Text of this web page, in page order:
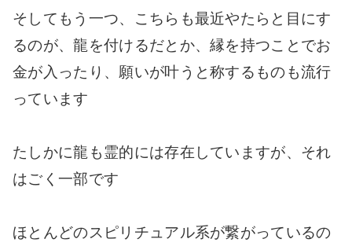
そしてもう一つ、こちらも最近やたらと目にす
るのが、龍を付けるだとか、縁を持つことでお
金が入ったり、願いが叶うと称するものも流行
っています
たしかに龍も霊的には存在していますが、それ
はごく一部です
ほとんどのスピリチュアル系が繋がっているの